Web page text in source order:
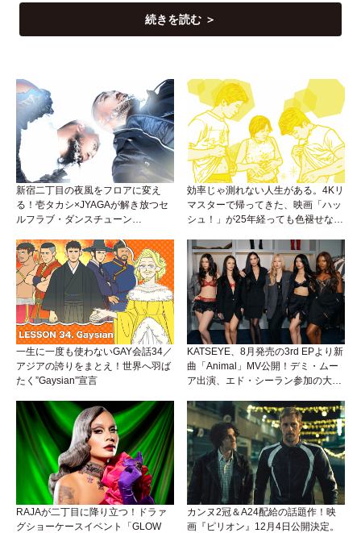
続きを読む ＞
新宿二丁目の夜風をフロアに変え
る！壱タカシ×JYAGAが解き放つセ
ルフラブ・ダンスチューン
効率じゃ測れない人生がある。4Kリ
マスターで帰ってきた、映画「ハッ
シュ！」が25年経っても色褪せない
一生に一度も使わないGAY会話34／
アジアの誇りをまとえ！世界へ羽ば
たく”Gaysian”宣言
KATSEYE、8月発売の3rd EPより新
曲「Animal」MV公開！デミ・ムー
ア出演、エド・シーラン参加の大胆
RAJAが二丁目に降り立つ！ドラァ
グショーケースイベント「GLOW
カンヌ2冠＆A24配給の話題作！映
画『ピリオン』12月4日公開決定。